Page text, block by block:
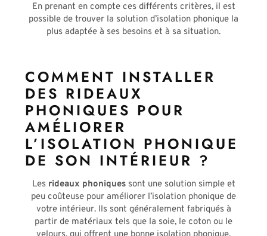
En prenant en compte ces différents critères, il est
possible de trouver la solution d’isolation phonique la
plus adaptée à ses besoins et à sa situation.
COMMENT INSTALLER
DES RIDEAUX
PHONIQUES POUR
AMÉLIORER
L’ISOLATION PHONIQUE
DE SON INTÉRIEUR ?
Les rideaux phoniquessont une solution simple et
peu coûteuse pour améliorer l’isolation phonique de
votre intérieur. Ils sont généralement fabriqués à
partir de matériaux tels que la soie, le coton ou le